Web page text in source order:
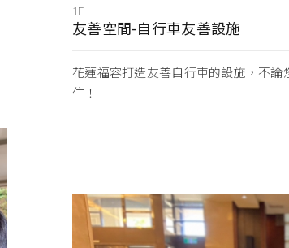
1F
友善空間-自行車友善設施
花蓮福容打造友善自行車的設施，不
住！